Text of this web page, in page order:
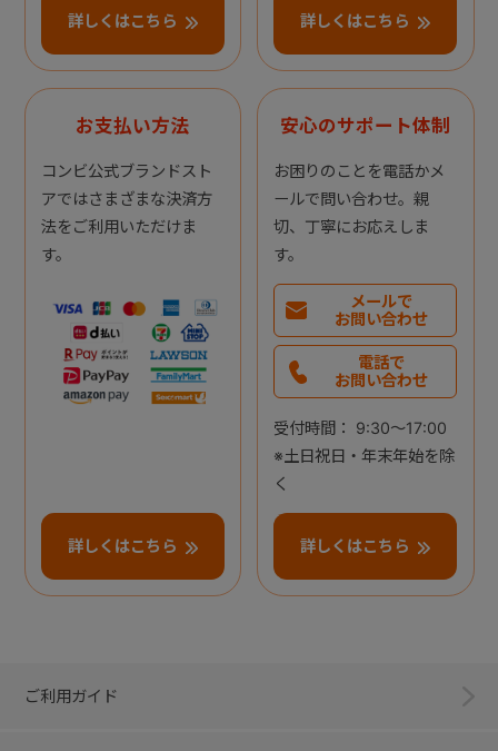
詳しくはこちら 詳しくはこちら
お支払い方法
コンビ公式ブランドスト
アではさまざまな決済方
法をご利用いただけま
す。
詳しくはこちら
安心のサポート体制
お困りのことを電話かメ
ールで問い合わせ。親
切、丁寧にお応えしま
す。
メールで
お問い合わせ
電話で
お問い合わせ
受付時間： 9:30～17:00
※土日祝日・年末年始を除
く
詳しくはこちら
ご利用ガイド